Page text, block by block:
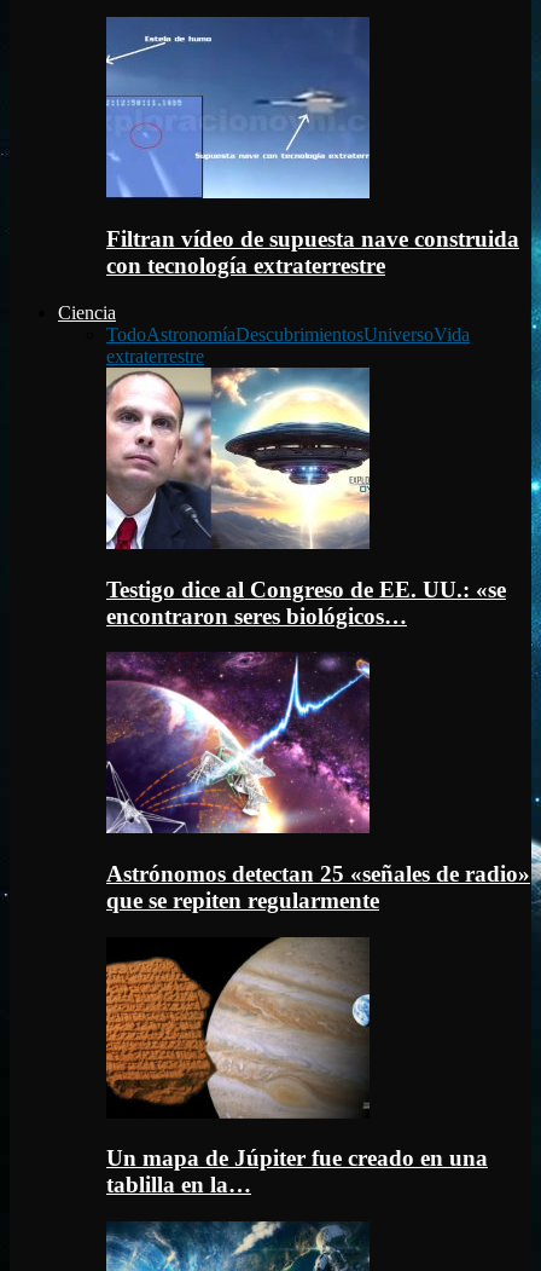
Filtran vídeo de supuesta nave construida
con tecnología extraterrestre
Ciencia
TodoAstronomíaDescubrimientosUniversoVida
extraterrestre
Testigo dice al Congreso de EE. UU.: «se
encontraron seres biológicos…
Astrónomos detectan 25 «señales de radio»
que se repiten regularmente
Un mapa de Júpiter fue creado en una
tablilla en la…